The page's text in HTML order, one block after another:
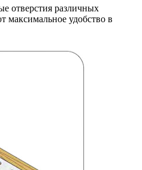
отверстия различных
максимальное удобство в